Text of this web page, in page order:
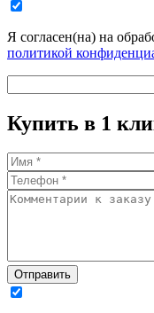
Я согласен(на) на
политикой
Купить в 1
Отправить